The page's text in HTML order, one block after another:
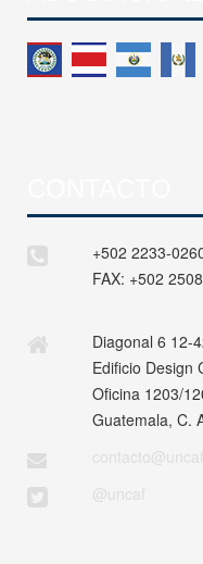
+502 2233-
FAX: +502
Diagonal 6 12-
Edificio Design
Oficina 1203/
Guatemala, C.
@uncaf